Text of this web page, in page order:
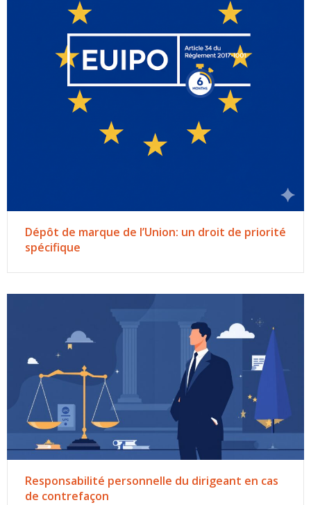
Dépôt de marque de l’Union: un droit de priorité
spécifique
Responsabilité personnelle du dirigeant en cas
de contrefaçon